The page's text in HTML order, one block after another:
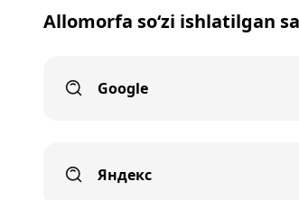
Allomorfa so‘zi ishlatilgan
Google
Яндекс